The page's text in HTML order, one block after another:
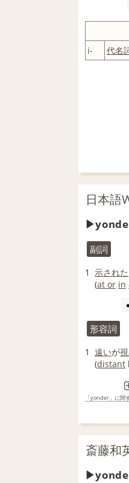
i-
代名
日本語
副詞
1 示された
(at or in
形容詞
1 遠いが
(distant
「yonder」に関
斎藤和